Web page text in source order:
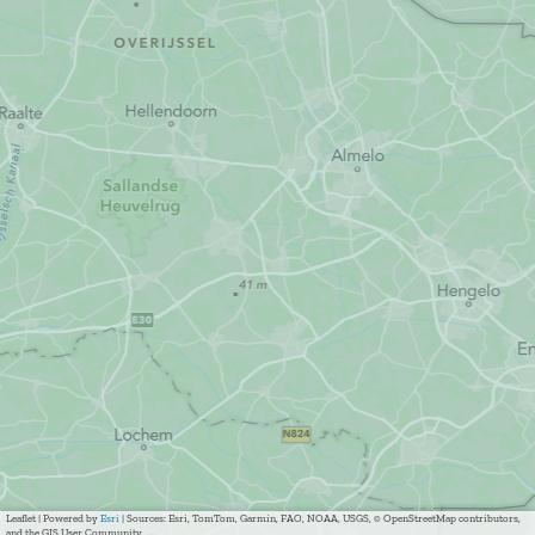
Leaflet | Powered by Esri | Sources: Esri, TomTom, Garmin, FAO, NOAA, USGS, © OpenStreetMap contributors,